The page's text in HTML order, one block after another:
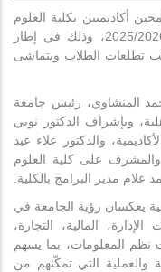
أكاديميين بكلية العلوم
الإدارية والمالية، بدءًا من العام الجامعي 2025/2026، وذلك في إطار
تطلعات الطلاب ويتماشى
المنشاوي، رئيس جامعة
وبإشراف الدكتور نوبي
والدكتور علاء عبد
والمشرف على كلية العلوم
علام مدير البرامج بالكلية.
يعكسان رؤية الجامعة في
المالية، التجارة،
نظم المعلومات، بما يسهم
والعملية التي تمكّنهم من